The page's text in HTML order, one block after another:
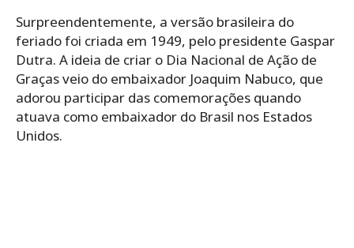
Surpreendentemente, a versão brasileira do
feriado foi criada em 1949, pelo presidente Gaspar
Dutra. A ideia de criar o Dia Nacional de Ação de
Graças veio do embaixador Joaquim Nabuco, que
adorou participar das comemorações quando
atuava como embaixador do Brasil nos Estados
Unidos.